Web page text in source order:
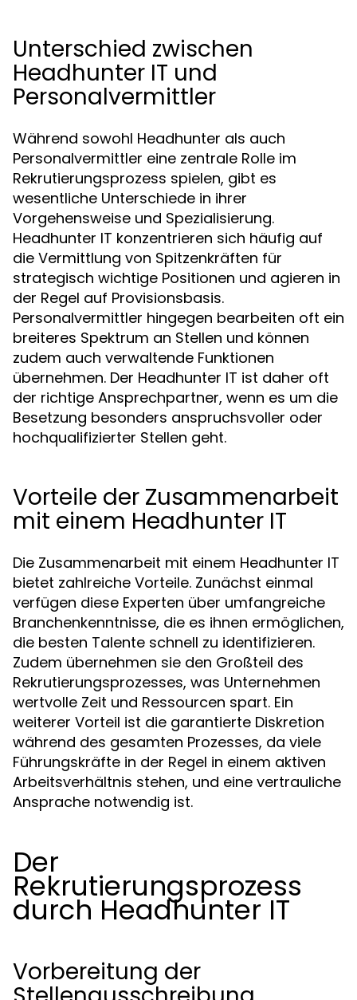
Unterschied zwischen
Headhunter IT und
Personalvermittler
Während sowohl Headhunter als auch
Personalvermittler eine zentrale Rolle im
Rekrutierungsprozess spielen, gibt es
wesentliche Unterschiede in ihrer
Vorgehensweise und Spezialisierung.
Headhunter IT konzentrieren sich häufig auf
die Vermittlung von Spitzenkräften für
strategisch wichtige Positionen und agieren in
der Regel auf Provisionsbasis.
Personalvermittler hingegen bearbeiten oft ein
breiteres Spektrum an Stellen und können
zudem auch verwaltende Funktionen
übernehmen. Der Headhunter IT ist daher oft
der richtige Ansprechpartner, wenn es um die
Besetzung besonders anspruchsvoller oder
hochqualifizierter Stellen geht.
Vorteile der Zusammenarbeit
mit einem Headhunter IT
Die Zusammenarbeit mit einem Headhunter IT
bietet zahlreiche Vorteile. Zunächst einmal
verfügen diese Experten über umfangreiche
Branchenkenntnisse, die es ihnen ermöglichen,
die besten Talente schnell zu identifizieren.
Zudem übernehmen sie den Großteil des
Rekrutierungsprozesses, was Unternehmen
wertvolle Zeit und Ressourcen spart. Ein
weiterer Vorteil ist die garantierte Diskretion
während des gesamten Prozesses, da viele
Führungskräfte in der Regel in einem aktiven
Arbeitsverhältnis stehen, und eine vertrauliche
Ansprache notwendig ist.
Der
Rekrutierungsprozess
durch Headhunter IT
Vorbereitung der